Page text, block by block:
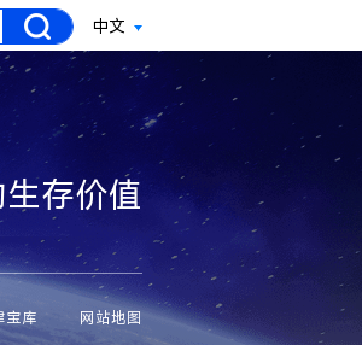
中文
存价值
宝库 网站地图